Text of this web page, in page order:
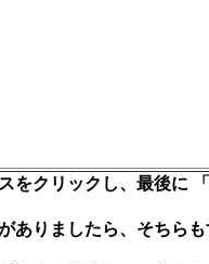
をクリックし、最後に
ありましたら、そちら